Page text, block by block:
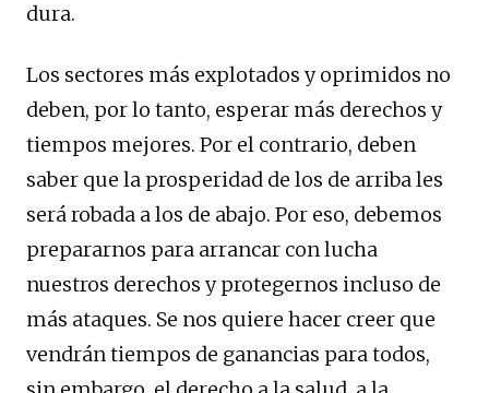
dura.
Los sectores más explotados y oprimidos no
deben, por lo tanto, esperar más derechos y
tiempos mejores. Por el contrario, deben
saber que la prosperidad de los de arriba les
será robada a los de abajo. Por eso, debemos
prepararnos para arrancar con lucha
nuestros derechos y protegernos incluso de
más ataques. Se nos quiere hacer creer que
vendrán tiempos de ganancias para todos,